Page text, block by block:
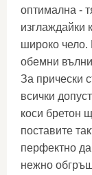
оптимална -
изглаждайки
широко чело.
обемни
За прически
всички
коси бретон
поставите
перфектно
нежно